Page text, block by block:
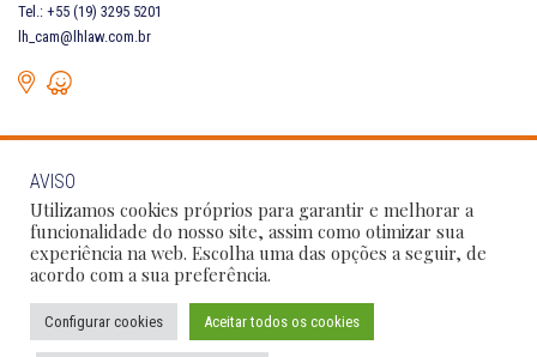
Tel.: +55 (19) 3295 5201
lh_cam@lhlaw.com.br
FALE CONOSCO
Siga as nossas redes sociais:
Política de Privacidade Condições de Uso
AVISO
Utilizamos cookies próprios para garantir e melhorar a
funcionalidade do nosso site, assim como otimizar sua
experiência na web. Escolha uma das opções a seguir, de
acordo com a sua preferência.
Configurar cookies Aceitar todos os cookies